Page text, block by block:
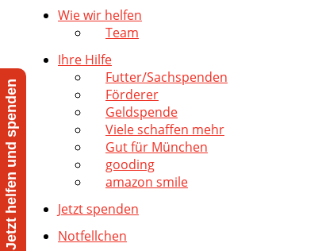
Wie wir helfen
Team
Ihre Hilfe
Futter/Sachspenden
Förderer
Geldspende
Viele schaffen mehr
Gut für München
gooding
amazon smile
Jetzt spenden
Notfellchen
Jetzt helfen und spenden